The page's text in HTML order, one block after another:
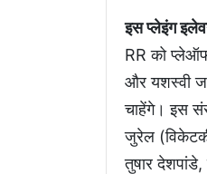
इस प्लेइंग
RR को
और यशस्वी
चाहेंगे। इस
जुरेल
तुषार